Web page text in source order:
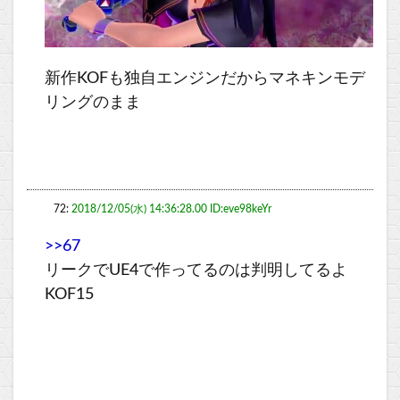
新作KOFも独自エンジンだからマネキンモデ
リングのまま
72: 2018/12/05(水) 14:36:28.00 ID:eve98keYr
>>67
リークでUE4で作ってるのは判明してるよ
KOF15